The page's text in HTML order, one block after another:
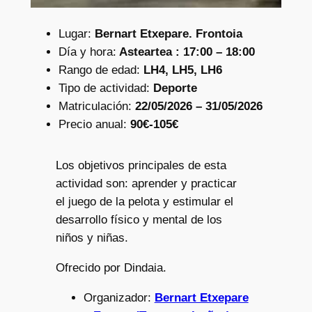
Lugar: Bernart Etxepare. Frontoia
Día y hora: Asteartea : 17:00 – 18:00
Rango de edad: LH4, LH5, LH6
Tipo de actividad: Deporte
Matriculación: 22/05/2026 – 31/05/2026
Precio anual: 90€-105€
Los objetivos principales de esta
actividad son: aprender y practicar
el juego de la pelota y estimular el
desarrollo físico y mental de los
niños y niñas.
Ofrecido por Dindaia.
Organizador: Bernart Etxepare